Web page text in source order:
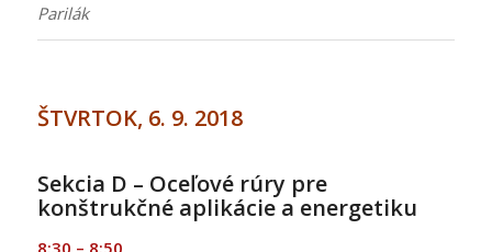
Parilák
ŠTVRTOK, 6. 9. 2018
Sekcia D – Oceľové rúry pre
konštrukčné aplikácie a energetiku
8:30 – 8:50